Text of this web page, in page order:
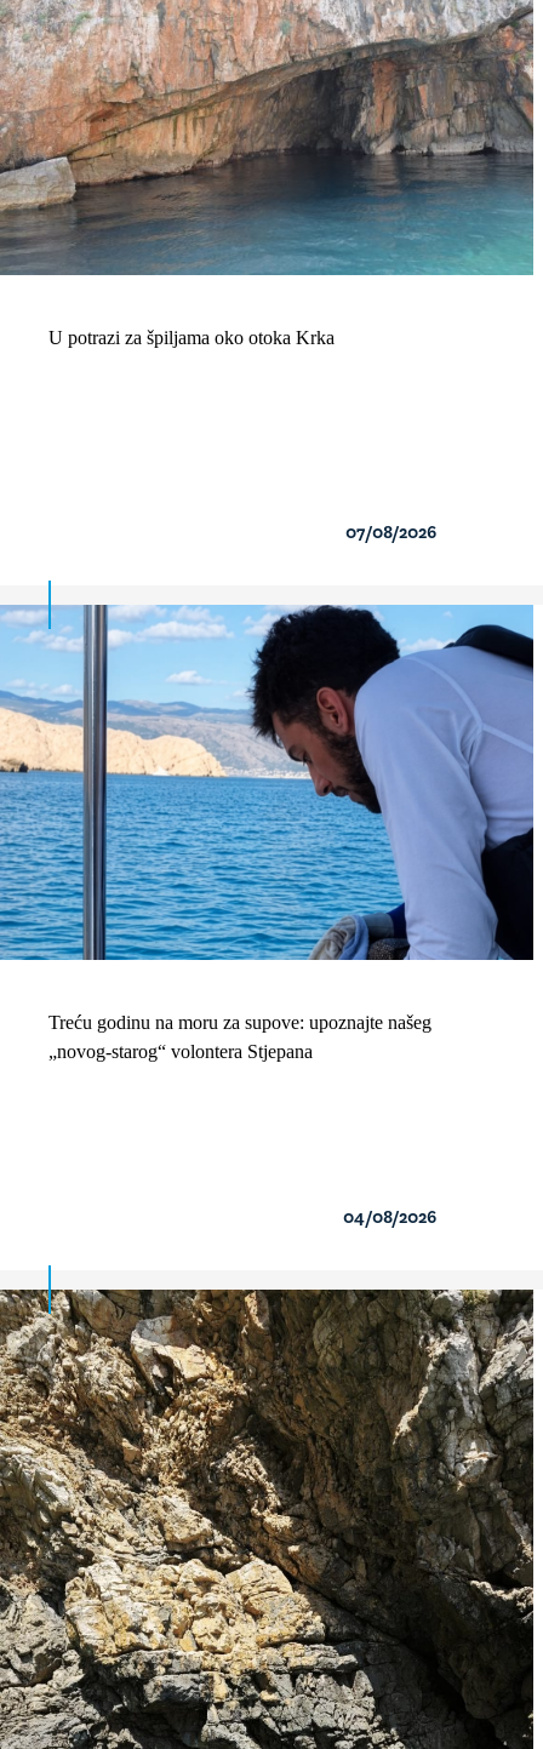
U potrazi za špiljama oko otoka Krka
07/08/2026
Treću godinu na moru za supove: upoznajte našeg
„novog-starog“ volontera Stjepana
04/08/2026